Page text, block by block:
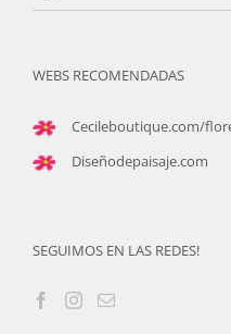
WEBS RECOMENDADAS
Cecileboutique.com/
Diseñodepaisaje.com
SEGUIMOS EN LAS REDES!